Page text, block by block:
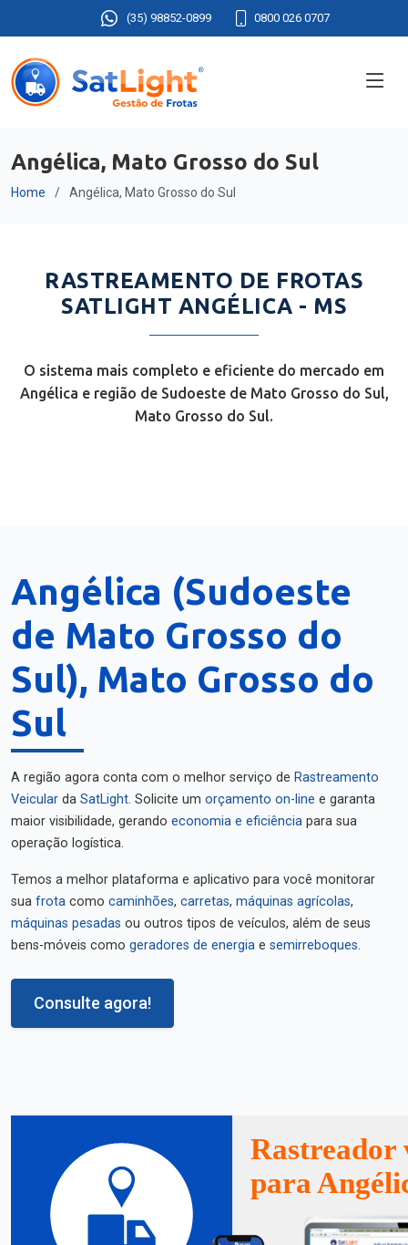
(35) 98852-0899 0800 026 0707
Angélica, Mato Grosso do Sul
Home Angélica, Mato Grosso do Sul
RASTREAMENTO DE FROTAS
SATLIGHT ANGÉLICA - MS
O sistema mais completo e eficiente do mercado em
Angélica e região de Sudoeste de Mato Grosso do Sul,
Mato Grosso do Sul.
Angélica (Sudoeste
de Mato Grosso do
Sul), Mato Grosso do
Sul
A região agora conta com o melhor serviço de Rastreamento
Veicular da SatLight. Solicite um orçamento on-line e garanta
maior visibilidade, gerando economia e eficiência para sua
operação logística.
Temos a melhor plataforma e aplicativo para você monitorar
sua frota como caminhões, carretas, máquinas agrícolas,
máquinas pesadas ou outros tipos de veículos, além de seus
bens-móveis como geradores de energia e semirreboques.
Consulte agora!
Rastreador
para